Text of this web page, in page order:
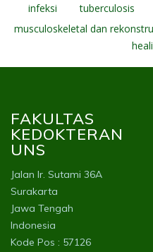
infeksi
tuberculosis
musculoskeletal dan
FAKULTAS
KEDOKTERAN
UNS
Jalan Ir. Sutami 36A
Surakarta
Jawa Tengah
Indonesia
Kode Pos : 57126